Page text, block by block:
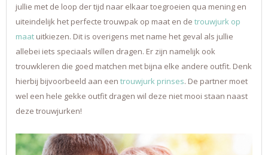
jullie met de loop der tijd naar elkaar toegroeien qua mening en
uiteindelijk het perfecte trouwpak op maat en de trouwjurk op
maat uitkiezen. Dit is overigens met name het geval als jullie
allebei iets speciaals willen dragen. Er zijn namelijk ook
trouwkleren die goed matchen met bijna elke andere outfit. Denk
hierbij bijvoorbeeld aan een trouwjurk prinses. De partner moet
wel een hele gekke outfit dragen wil deze niet mooi staan naast
deze trouwjurken!